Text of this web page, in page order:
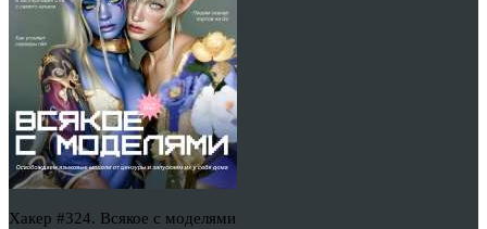
Хакер #324. Всякое с моделями